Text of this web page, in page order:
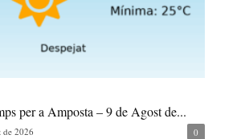
per a Amposta – 9 de Agost de...
de 2026 0